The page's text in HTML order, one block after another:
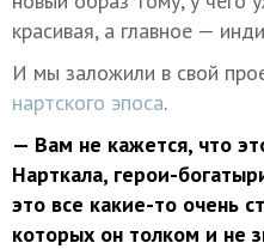
красивая, а главное —
И мы заложили в свой
нартского эпоса.
— Вам не кажется, что
Нарткала, герои-
это все какие-то очень
которых он толком и не